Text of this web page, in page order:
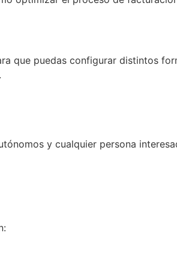
que puedas configurar distintos
y cualquier persona